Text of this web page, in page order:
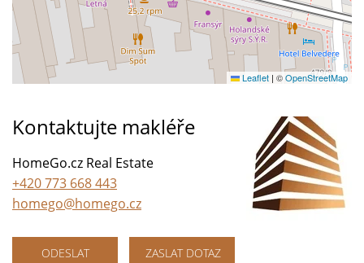
Leaflet | ©OpenStreetMap
Kontaktujte makléře
HomeGo.cz Real Estate
+420 773 668 443
homego@homego.cz
ODESLAT ZASLAT DOTAZ